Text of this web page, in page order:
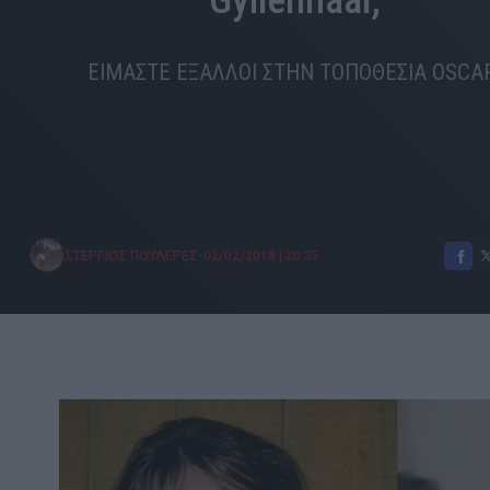
ΕΙΜΑΣΤΕ ΕΞΑΛΛΟΙ ΣΤΗΝ ΤΟΠΟΘΕΣΙΑ
ΣΤΕΡΓΙΟΣ ΠΟΥΛΕΡΕΣ 02/02/2018 | 20:35